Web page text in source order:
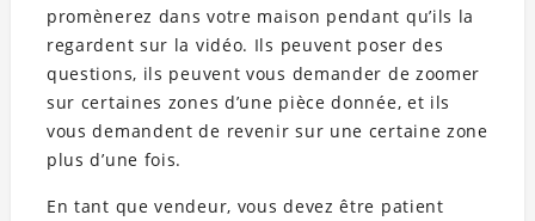
promènerez dans votre maison pendant qu’ils la
regardent sur la vidéo. Ils peuvent poser des
questions, ils peuvent vous demander de zoomer
sur certaines zones d’une pièce donnée, et ils
vous demandent de revenir sur une certaine zone
plus d’une fois.
En tant que vendeur, vous devez être patient